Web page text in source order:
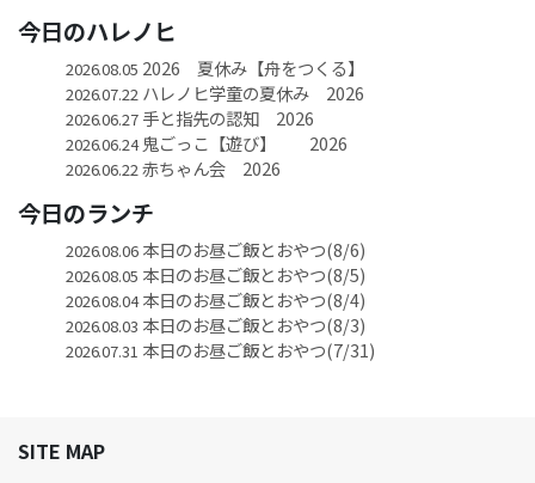
今日のハレノヒ
2026.08.05 2026 夏休み【舟をつくる】
2026.07.22 ハレノヒ学童の夏休み 2026
2026.06.27手と指先の認知 2026
2026.06.24鬼ごっこ【遊び】 2026
2026.06.22 赤ちゃん会 2026
今日のランチ
2026.08.06本日のお昼ご飯とおやつ(8/6)
2026.08.05 本日のお昼ご飯とおやつ(8/5)
2026.08.04本日のお昼ご飯とおやつ(8/4)
2026.08.03 本日のお昼ご飯とおやつ(8/3)
2026.07.31 本日のお昼ご飯とおやつ(7/31)
SITE MAP